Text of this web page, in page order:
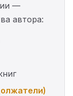
—
автора: